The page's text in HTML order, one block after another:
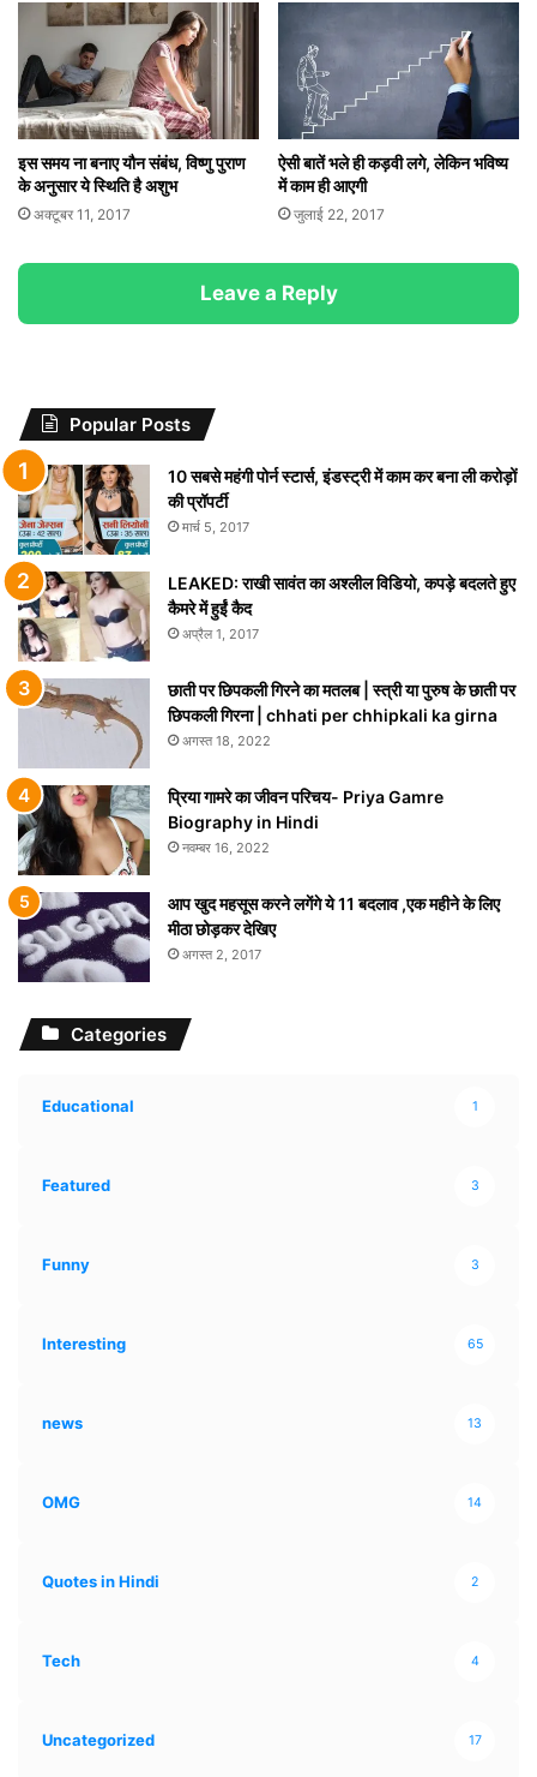
इस समय ना बनाए यौन संबंध, विष्णु पुराण
के अनुसार ये स्थिति है अशुभ
अक्टूबर 11, 2017
ऐसी बातें भले ही कड़वी लगे, लेकिन भविष्य
में काम ही आएगी
जुलाई 22, 2017
Leave a Reply
Popular Posts
10 सबसे महंगी पोर्न स्टार्स, इंडस्ट्री में काम कर बना ली करोड़ों
की प्रॉपर्टी
मार्च 5, 2017
LEAKED: राखी सावंत का अश्लील विडियो, कपड़े बदलते हुए
कैमरे में हुईं कैद
अप्रैल 1, 2017
छाती पर छिपकली गिरने का मतलब | स्त्री या पुरुष के छाती पर
छिपकली गिरना | chhati per chhipkali ka girna
अगस्त 18, 2022
प्रिया गामरे का जीवन परिचय- Priya Gamre
Biography in Hindi
नवम्बर 16, 2022
आप खुद महसूस करने लगेंगे ये 11 बदलाव ,एक महीने के लिए
मीठा छोड़कर देखिए
अगस्त 2, 2017
Categories
Educational 1
Featured 3
Funny 3
Interesting 65
news 13
OMG 14
Quotes in Hindi 2
Tech 4
Uncategorized 17